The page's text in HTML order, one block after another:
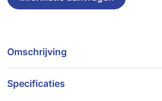
Omschrijving
Specificaties